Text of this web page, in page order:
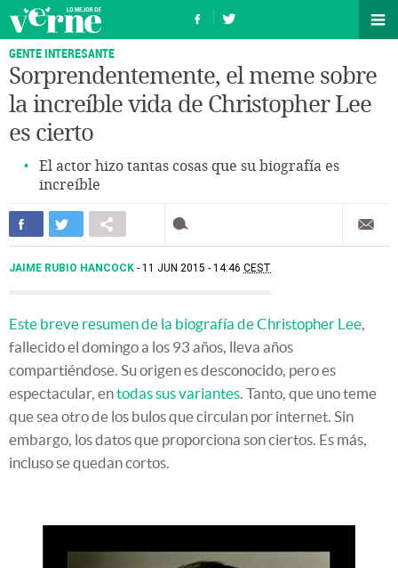
GENTE INTERESANTE
Sorprendentemente, el meme sobre
la increíble vida de Christopher Lee
es cierto
El actor hizo tantas cosas que su biografía es
increíble
JAIME RUBIO HANCOCK 11 JUN 2015 - 14:46 CEST
Este breve resumen de la biografía de Christopher Lee,
fallecido el domingo a los 93 años, lleva años
compartiéndose. Su origen es desconocido, pero es
espectacular, entodas sus variantes. Tanto, que uno teme
que sea otro de los bulos que circulan por internet. Sin
embargo, los datos que proporciona son ciertos. Es más,
incluso se quedan cortos.